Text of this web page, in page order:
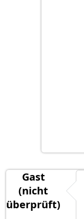
Gast
(nicht
überprüft)